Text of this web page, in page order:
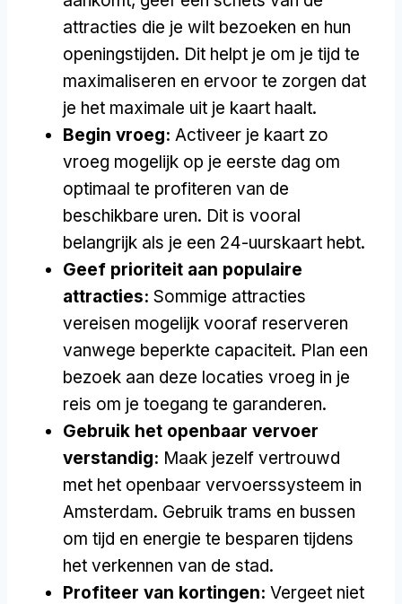
attracties die je wilt bezoeken en hun
openingstijden. Dit helpt je om je tijd te
maximaliseren en ervoor te zorgen dat
je het maximale uit je kaart haalt.
Begin vroeg: Activeer je kaart zo
vroeg mogelijk op je eerste dag om
optimaal te profiteren van de
beschikbare uren. Dit is vooral
belangrijk als je een 24-uurskaart hebt.
Geef prioriteit aan populaire
attracties: Sommige attracties
vereisen mogelijk vooraf reserveren
vanwege beperkte capaciteit. Plan een
bezoek aan deze locaties vroeg in je
reis om je toegang te garanderen.
Gebruik het openbaar vervoer
verstandig: Maak jezelf vertrouwd
met het openbaar vervoerssysteem in
Amsterdam. Gebruik trams en bussen
om tijd en energie te besparen tijdens
het verkennen van de stad.
Profiteer van kortingen: Vergeet niet